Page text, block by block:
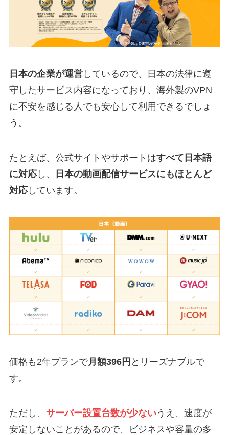
日本の企業が運営しているので、日本の法律に遵
守したサービス内容になっており、海外製のVPN
に不安を感じる人でも安心して利用できるでしょ
う。
たとえば、公式サイトやサポートはすべて日本語
に対応し、
日本の動画配信サービスにもほとんど
対応しています。
価格も2年プランで月額396円 とリーズナブルで
す。
ただし、 サーバー設置台数が少ないうえ、速度が
安定しないことがあるので、ビジネスや容量の多